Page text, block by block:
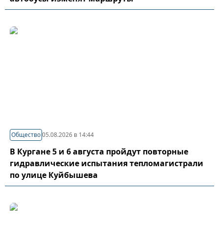
Общество05.08.2026 в 14:44
В Кургане 5 и 6 августа пройдут повторные
гидравлические испытания тепломагистрали
по улице Куйбышева